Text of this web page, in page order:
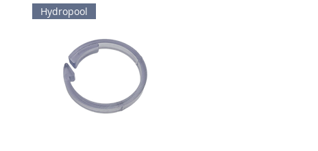
Hydropool